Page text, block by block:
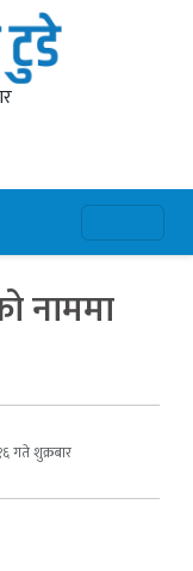
नाममा
गते शुक्रबार